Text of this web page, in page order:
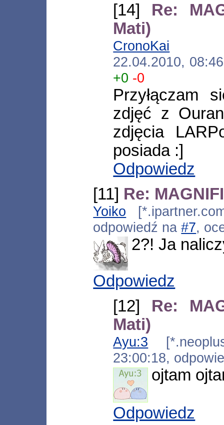
[14] Re:
Mati)
CronoKai
22.04.2010,
+0 -0
Przyłączam
zdjęć z
zdjęcia
posiada :]
Odpowiedz
[11] Re:
Yoiko
odpowiedź na#7,
2?! Ja
Odpowiedz
[12] Re:
Mati)
Ayu:3
23:00:18,
ojtam
Odpowiedz